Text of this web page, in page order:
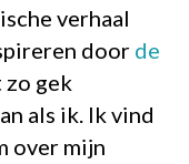
verhaal
door de
zo gek
als ik. Ik vind
over mijn